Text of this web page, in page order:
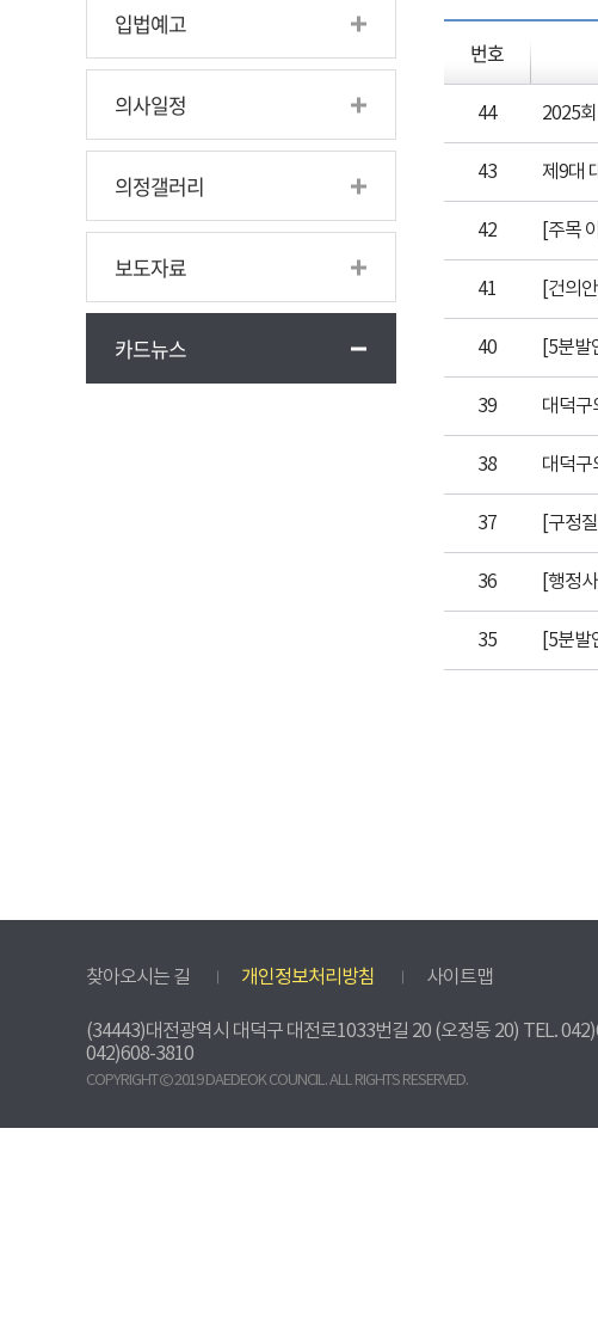
입법예고
의사일정
의정갤러리
보도자료
카드뉴스
번호
44 2025
43 제9대
42 [주목
41 [건의
40 [5분발
39 대덕구
38 대덕구
37 [구정
36 [행정
35 [5분발
찾아오시는 길 개인정보처리방침 사이트맵
(34443)대전광역시 대덕구 대전로1033번길 20 (오정동 20) TEL.
042)608-3810
COPYRIGHT © 2019 DAEDEOK COUNCIL. ALL RIGHTS RESERVED.